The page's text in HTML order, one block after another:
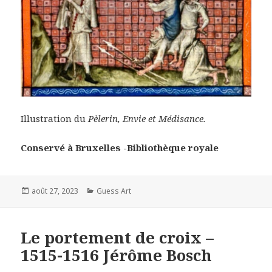
Illustration du Pèlerin, Envie et Médisance.
Conservé à Bruxelles -Bibliothèque royale
Posted
août 27, 2023 Categories
Guess Art
Le portement de croix –
1515-1516 Jérôme Bosch